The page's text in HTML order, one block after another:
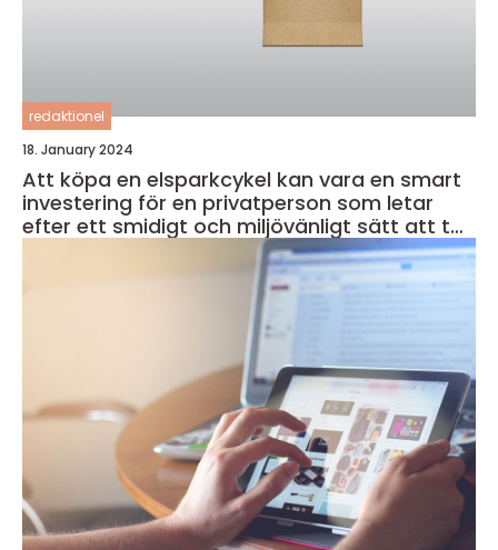
redaktionel
18. January 2024
Att köpa en elsparkcykel kan vara en smart
investering för en privatperson som letar
efter ett smidigt och miljövänligt sätt att ta